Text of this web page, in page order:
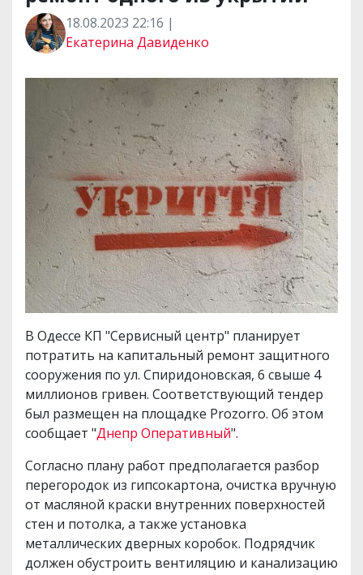
18.08.2023 22:16 |
Екатерина Давиденко
В Одессе КП "Сервисный центр" планирует
потратить на капитальный ремонт защитного
сооружения по ул. Спиридоновская, 6 свыше 4
миллионов гривен. Соответствующий тендер
был размещен на площадке Prozorro. Об этом
сообщает "Днепр Оперативный".
Согласно плану работ предполагается разбор
перегородок из гипсокартона, очистка вручную
от масляной краски внутренних поверхностей
стен и потолка, а также установка
металлических дверных коробок. Подрядчик
должен обустроить вентиляцию и канализацию